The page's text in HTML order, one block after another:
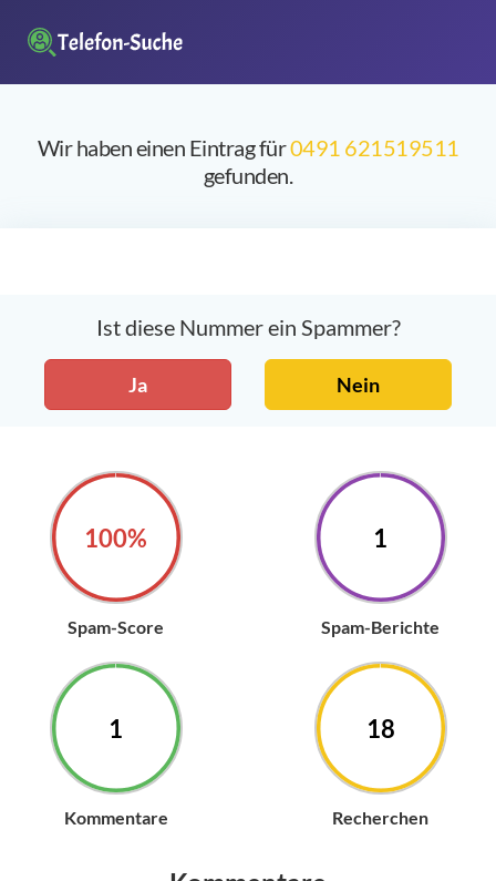
Wir haben einen Eintrag für0491 621519511
gefunden.
Ist diese Nummer ein Spammer?
Ja Nein
100%
Spam-Score
1
Spam-Berichte
1
Kommentare
18
Recherchen